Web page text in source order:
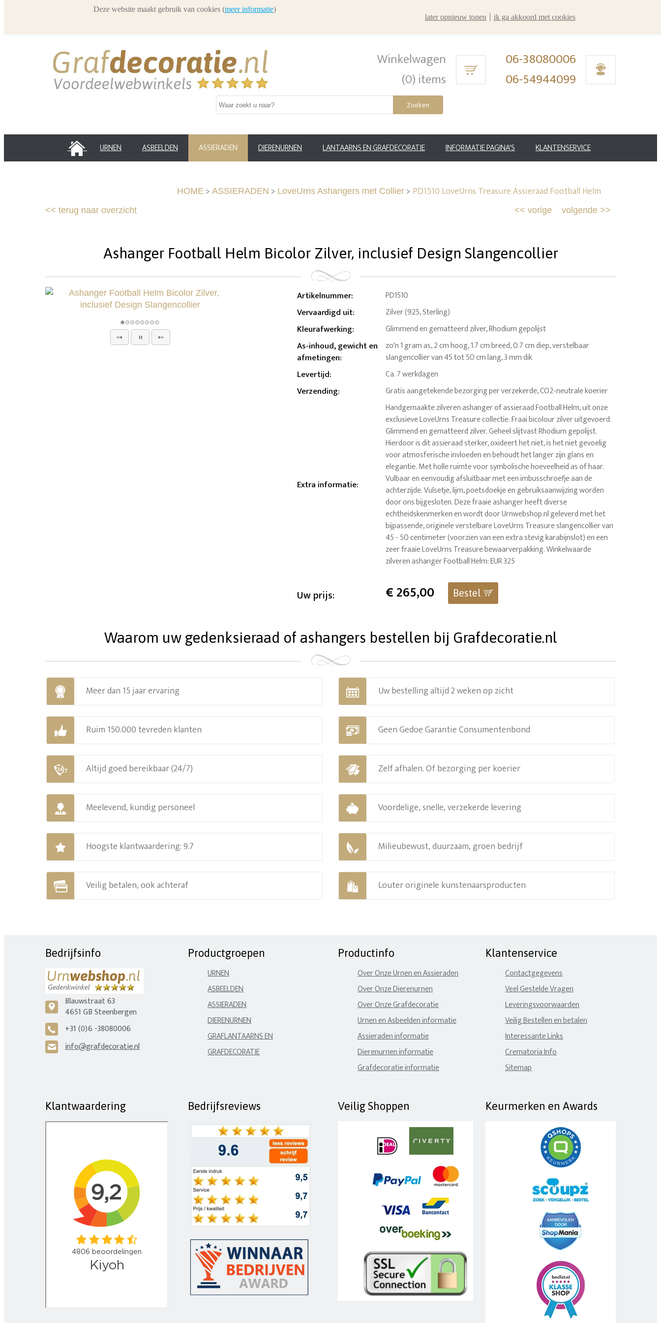
Winkelwagen
(0) items
06-38080006
06-54944099
Zoeken
HOME URNEN ASBEELDEN ASSIERADEN DIERENURNEN LANTAARNS EN GRAFDECORATIE INFORMATIE PAGINA'S KLANTENSERVICE
HOME > ASSIERADEN > LoveUrns Ashangers met Collier > PD1510 LoveUrns Treasure Assieraad Football Helm
<< terug naar overzicht volgende >>
<< vorige
Ashanger Football Helm Bicolor Zilver, inclusief Design Slangencollier
Artikelnummer: PD1510
Vervaardigd uit: Zilver (925, Sterling)
Kleurafwerking: Glimmend en gematteerd zilver, Rhodium gepolijst
As-inhoud, gewicht en
afmetingen:
zo'n 1 gram as, 2 cm hoog, 1.7 cm breed, 0.7 cm diep, verstelbaar
slangencollier van 45 tot 50 cm lang, 3 mm dik
Levertijd: Ca. 7 werkdagen
Verzending: Gratis aangetekende bezorging per verzekerde, CO2-neutrale koerier
Extra informatie:
Handgemaakte zilveren ashanger of assieraad Football Helm, uit onze
exclusieve LoveUrns Treasure collectie. Fraai bicolour zilver uitgevoerd.
Glimmend en gematteerd zilver. Geheel slijtvast Rhodium gepolijst.
Hierdoor is dit assieraad sterker, oxideert het niet, is het niet gevoelig
voor atmosferische invloeden en behoudt het langer zijn glans en
elegantie. Met holle ruimte voor symbolische hoeveelheid as of haar.
Vulbaar en eenvoudig afsluitbaar met een imbusschroefje aan de
achterzijde. Vulsetje, lijm, poetsdoekje en gebruiksaanwijzing worden
door ons bijgesloten. Deze fraaie ashanger heeft diverse
echtheidskenmerken en wordt door Urnwebshop.nl geleverd met het
bijpassende, originele verstelbare LoveUrns Treasure slangencollier van
45 - 50 centimeter (voorzien van een extra stevig karabijnslot) en een
zeer fraaie LoveUrns Treasure bewaarverpakking. Winkelwaarde
zilveren ashanger Football Helm: EUR 325
Uw prijs: €265,00 Bestel
Waarom uw gedenksieraad of ashangers bestellen bij Grafdecoratie.nl
Meer dan 15 jaar ervaring Uw bestelling altijd 2 weken op zicht
Ruim 150.000 tevreden klanten Geen Gedoe Garantie Consumentenbond
Altijd goed bereikbaar (24/7) Zelf afhalen. Of bezorging per koerier
Meelevend, kundig personeel Voordelige, snelle, verzekerde levering
Hoogste klantwaardering: 9.7 Milieubewust, duurzaam, groen bedrijf
Veilig betalen, ook achteraf Louter originele kunstenaarsproducten
Bedrijfsinfo
c
Blauwstraat 63
4651 GB Steenbergen
A +31 (0)6 -38080006
H info@grafdecoratie.nl
Productgroepen
URNEN
ASBEELDEN
ASSIERADEN
DIERENURNEN
GRAFLANTAARNS EN
GRAFDECORATIE
Productinfo
Over Onze Urnen en Assieraden
Over Onze Dierenurnen
Over Onze Grafdecoratie
Urnen en Asbeelden informatie
Assieraden informatie
Dierenurnen informatie
Grafdecoratie informatie
Klantenservice
Contactgegevens
Veel Gestelde Vragen
Leveringsvoorwaarden
Veilig Bestellen en betalen
Interessante Links
Crematoria Info
Sitemap
Klantwaardering Bedrijfsreviews Veilig Shoppen Keurmerken en Awards
Deze website maakt gebruik van cookies (meer informatie)
later opnieuw tonen
ik ga akkoord met cookies